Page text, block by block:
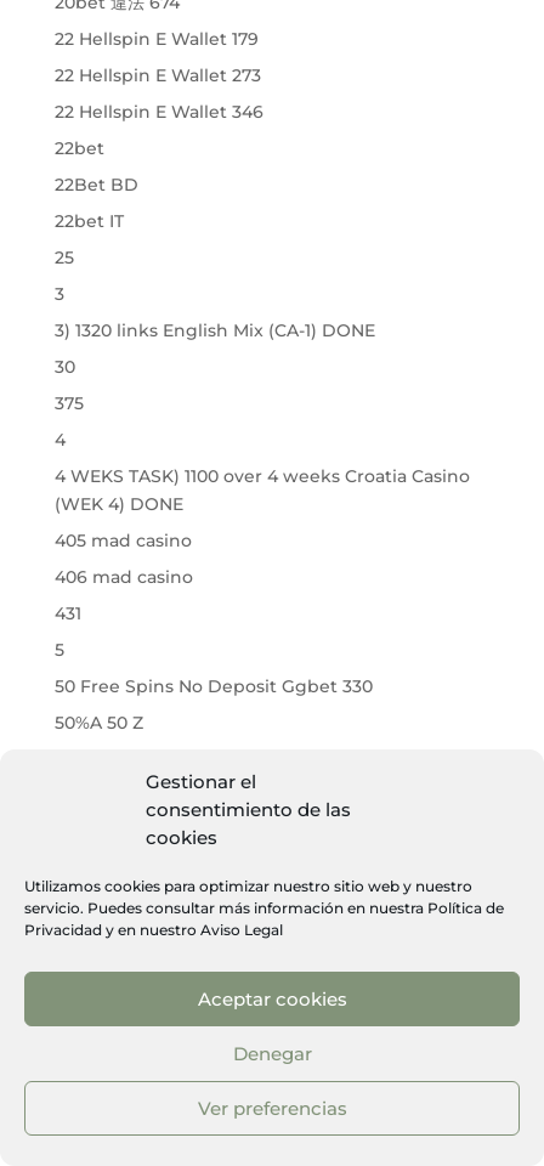
Gestionar el
consentimiento de las
cookies
Utilizamos cookies para optimizar nuestro sitio web y nuestro
servicio. Puedes consultar más información en nuestra Política de
Privacidad y en nuestro Aviso Legal
Aceptar cookies
Denegar
Ver preferencias
22 Hellspin E Wallet 179
22 Hellspin E Wallet 273
22 Hellspin E Wallet 346
22bet
22Bet BD
22bet IT
25
3
3) 1320 links English Mix (CA-1) DONE
30
375
4
4 WEKS TASK) 1100 over 4 weeks Croatia Casino
(WEK 4) DONE
405 mad casino
406 mad casino
431
5
50 Free Spins No Deposit Ggbet 330
50%A 50 Z
55 HappyHugo Casino – EMD N
6
616 –0
629
7